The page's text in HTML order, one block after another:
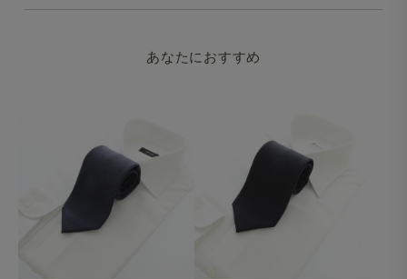
あなたにおすすめ